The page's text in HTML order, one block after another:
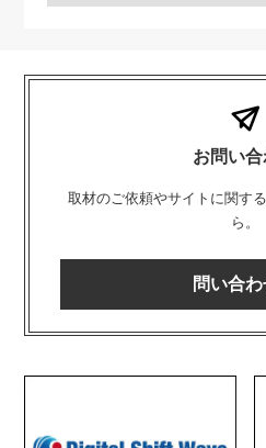
お問い
取材のご依頼やサイトに関す
ら。
問い合